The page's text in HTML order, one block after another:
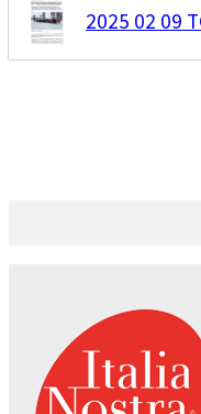
2025 02 09